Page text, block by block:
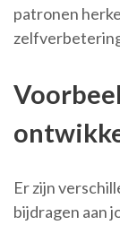
patronen
Er zijn
bijdragen aan